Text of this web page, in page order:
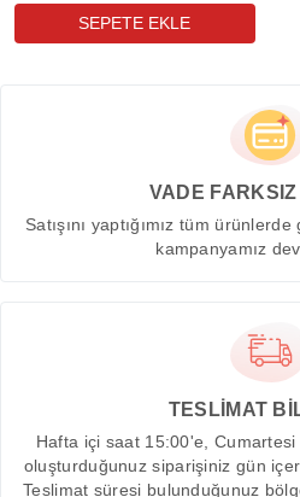
VADE
Satışını yaptığımız tüm
kampanyamız
TESLİMAT
Hafta içi saat 15:00'e,
oluşturduğunuz siparişiniz gün
Teslimat süresi bulunduğunuz